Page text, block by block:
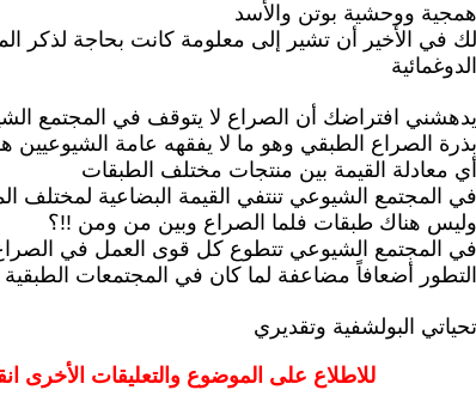
همجية ووحشية بوتن والأسد
لك في الأخير أن تشير إلى معلومة كانت بحاجة لذكر
الدوغمائية
يدهشني افتراضك أن الصراع لا يتوقف في المجتمع
بذرة الصراع الطبقي وهو ما لا يفقهه عامة الشيوعيين
أي معادلة القيمة بين منتجات مختلف الطبقات
في المجتمع الشيوعي تنتفي القيمة البضاعية لمختلف
وليس هناك طبقات فلما الصراع وبين من ومن !!؟
في المجتمع الشيوعي تتطوع كل قوى العمل في
التطور أضعافاً مضاعفة لما كان في المجتمعات الطبقية
تحياتي البولشفية وتقديري
للاطلاع على الموضوع والتعليقات الأخرى